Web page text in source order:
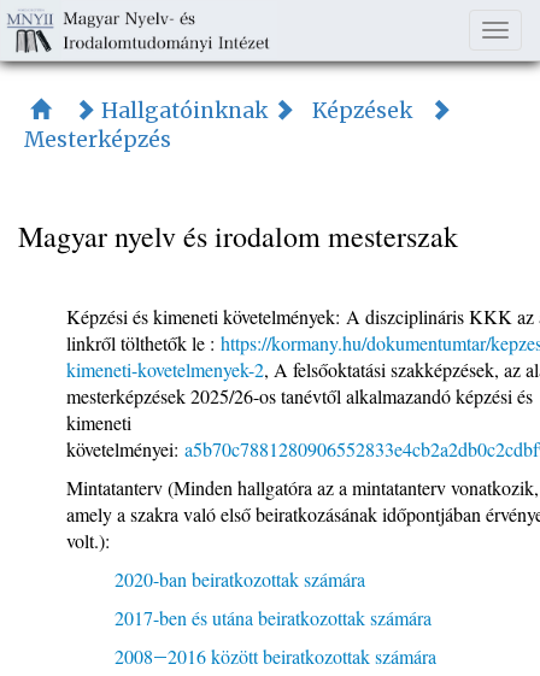
Hallgatóinknak
Képzések
Mesterképzés
Magyar nyelv és irodalom mesterszak
Képzési és kimeneti követelmények: A diszciplináris KKK az
linkről tölthetők le : https://kormany.hu/dokumentumtar/
kimeneti-kovetelmenyek-2, A felsőoktatási szakképzések, az
mesterképzések 2025/26-os tanévtől alkalmazandó képzési és
kimeneti
követelményei:
Mintatanterv (Minden hallgatóra az a mintatanterv vonatkozik,
amely a szakra való első beiratkozásának időpontjában
volt.):
2020-ban beiratkozottak számára
2017-ben és utána beiratkozottak számára
2008–2016 között beiratkozottak számára